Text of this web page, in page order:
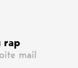
rap
mail